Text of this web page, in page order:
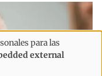
para las
external